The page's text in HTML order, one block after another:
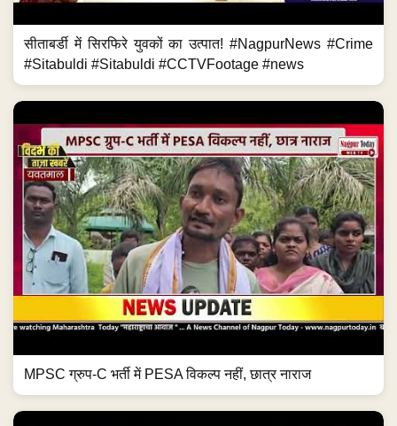
सीताबर्डी में सिरफिरे युवकों का उत्पात! #NagpurNews #Crime
#Sitabuldi #Sitabuldi #CCTVFootage #news
MPSC ग्रुप-C भर्ती में PESA विकल्प नहीं, छात्र नाराज